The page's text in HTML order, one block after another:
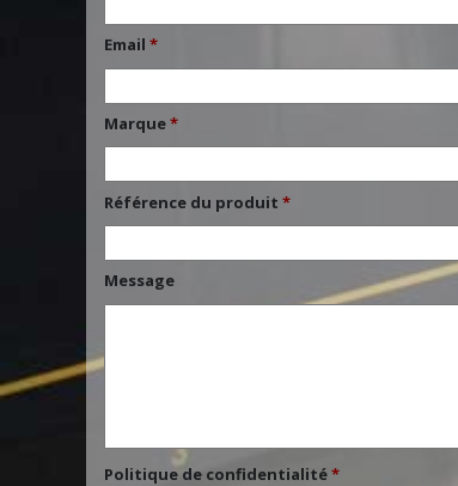
Email *
Marque*
Référence du produit *
Message
Politique de confidentialité*